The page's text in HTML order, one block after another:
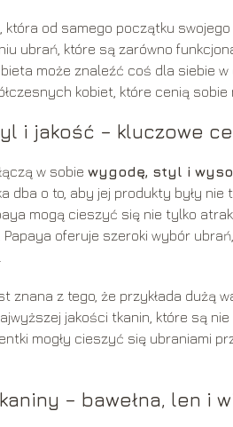
która od samego początku
ubrań, które są zarówno
może znaleźć coś dla siebie
kobiet, które cenią
i jakość – kluczowe
w sobie wygodę, styl i
dba o to, aby jej produkty były
mogą cieszyć się nie tylko
Papaya oferuje szeroki wybór
znana z tego, że przykłada dużą
jakości tkanin, które są
mogły cieszyć się ubraniami
– bawełna, len i